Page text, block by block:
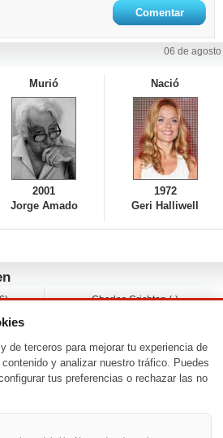
06 de agosto
Murió
2001
Jorge Amado
Nació
1972
Geri Halliwell
Charles Crichton (-)
Jeremy Ratchford (61)
Jason O’Mara (54)
en la fecha
de terceros para mejorar tu experiencia de
y analizar nuestro tráfico. Puedes
tus preferencias o rechazar las no